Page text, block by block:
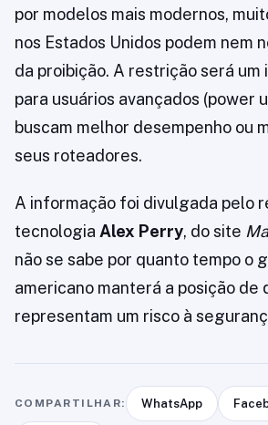
por modelos mais modernos,
nos Estados Unidos podem nem
da proibição. A restrição será um
para usuários avançados (power
buscam melhor desempenho ou
seus roteadores.
A informação foi divulgada pelo
tecnologia Alex Perry, do site
não se sabe por quanto tempo o
americano manterá a posição de
representam um risco à
COMPARTILHAR: WhatsApp